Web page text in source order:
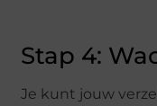
Stap 4:
Je kunt jouw